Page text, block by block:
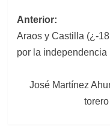
Navegación
de
entradas
Anterior:
Araos y Castilla (¿-
por la independencia
José Martínez